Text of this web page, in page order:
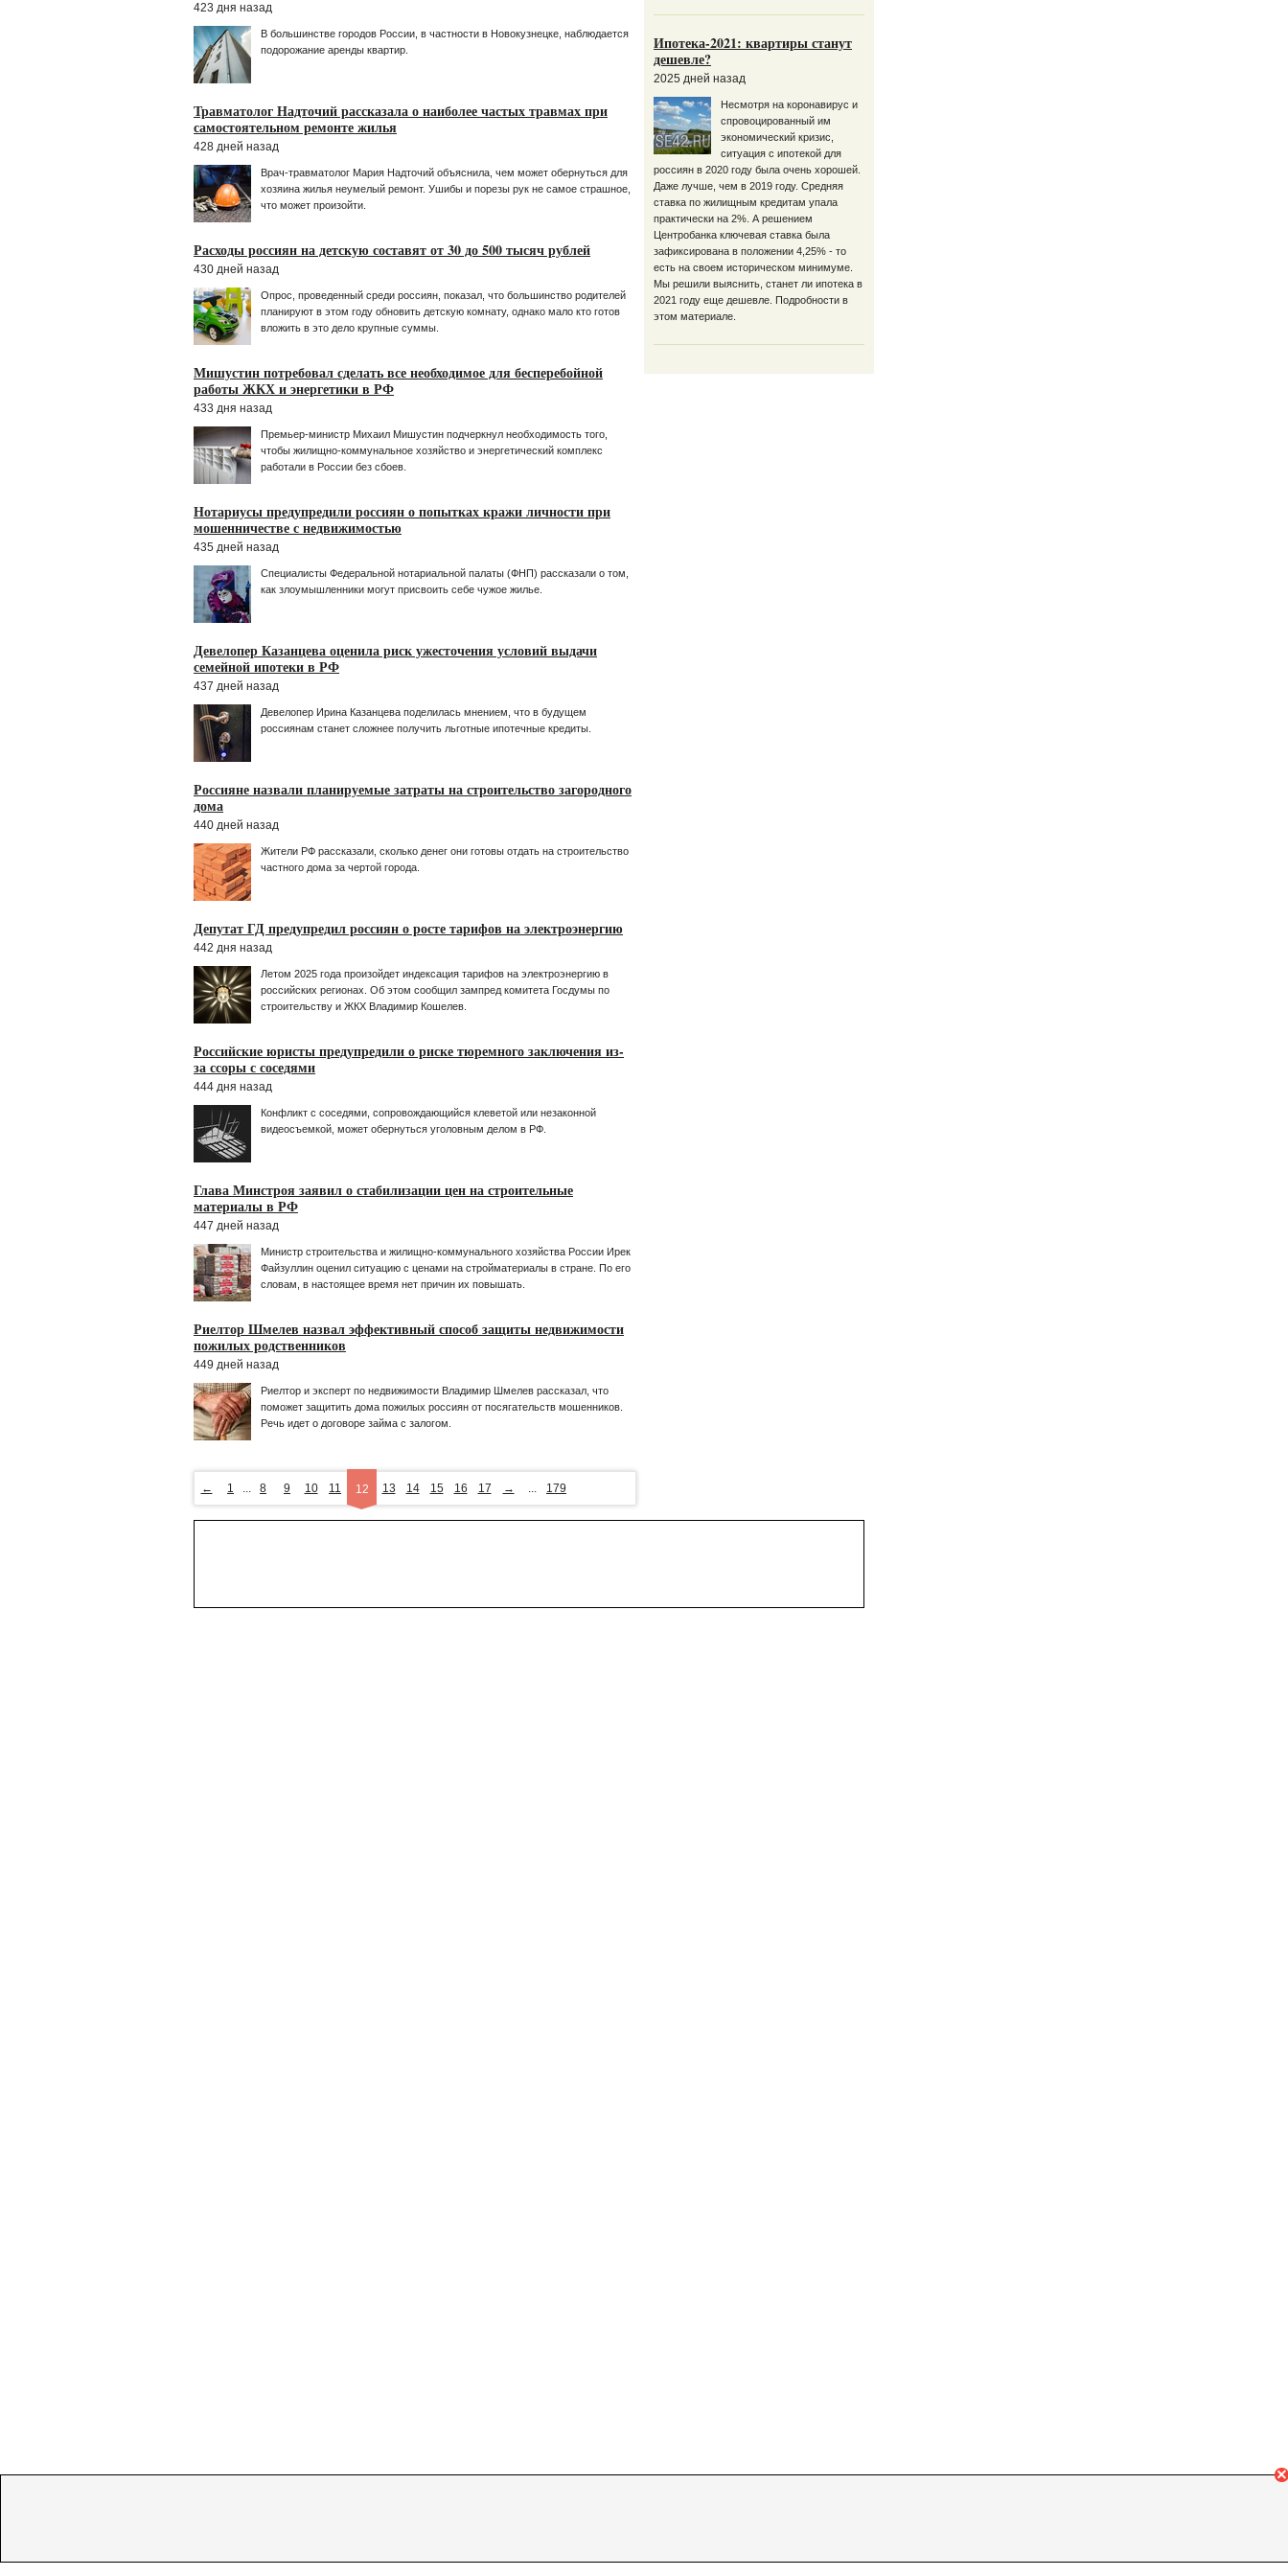
423 дня назад
В большинстве городов России, в частности в Новокузнецке, наблюдается
подорожание аренды квартир.
Травматолог Надточий рассказала о наиболее частых травмах при
самостоятельном ремонте жилья
428 дней назад
Врач-травматолог Мария Надточий объяснила, чем может обернуться для
хозяина жилья неумелый ремонт. Ушибы и порезы рук не самое страшное,
что может произойти.
Расходы россиян на детскую составят от 30 до 500 тысяч рублей
430 дней назад
Опрос, проведенный среди россиян, показал, что большинство родителей
планируют в этом году обновить детскую комнату, однако мало кто готов
вложить в это дело крупные суммы.
Мишустин потребовал сделать все необходимое для бесперебойной
работы ЖКХ и энергетики в РФ
433 дня назад
Премьер-министр Михаил Мишустин подчеркнул необходимость того,
чтобы жилищно-коммунальное хозяйство и энергетический комплекс
работали в России без сбоев.
Нотариусы предупредили россиян о попытках кражи личности при
мошенничестве с недвижимостью
435 дней назад
Специалисты Федеральной нотариальной палаты (ФНП) рассказали о том,
как злоумышленники могут присвоить себе чужое жилье.
Девелопер Казанцева оценила риск ужесточения условий выдачи
семейной ипотеки в РФ
437 дней назад
Девелопер Ирина Казанцева поделилась мнением, что в будущем
россиянам станет сложнее получить льготные ипотечные кредиты.
Россияне назвали планируемые затраты на строительство загородного
дома
440 дней назад
Жители РФ рассказали, сколько денег они готовы отдать на строительство
частного дома за чертой города.
Депутат ГД предупредил россиян о росте тарифов на электроэнергию
442 дня назад
Летом 2025 года произойдет индексация тарифов на электроэнергию в
российских регионах. Об этом сообщил зампред комитета Госдумы по
строительству и ЖКХ Владимир Кошелев.
Российские юристы предупредили о риске тюремного заключения из-
за ссоры с соседями
444 дня назад
Конфликт с соседями, сопровождающийся клеветой или незаконной
видеосъемкой, может обернуться уголовным делом в РФ.
Глава Минстроя заявил о стабилизации цен на строительные
материалы в РФ
447 дней назад
Министр строительства и жилищно-коммунального хозяйства России Ирек
Файзуллин оценил ситуацию с ценами на стройматериалы в стране. По его
словам, в настоящее время нет причин их повышать.
Риелтор Шмелев назвал эффективный способ защиты недвижимости
пожилых родственников
449 дней назад
Риелтор и эксперт по недвижимости Владимир Шмелев рассказал, что
поможет защитить дома пожилых россиян от посягательств мошенников.
Речь идет о договоре займа с залогом.
← 1 ... 8 9 10 11 12 13 14 15 16 17 → ... 179
Ипотека-2021: квартиры станут
дешевле?
2025 дней назад
Несмотря на коронавирус и
спровоцированный им
экономический кризис,
ситуация с ипотекой для
россиян в 2020 году была очень хорошей.
Даже лучше, чем в 2019 году. Средняя
ставка по жилищным кредитам упала
практически на 2%. А решением
Центробанка ключевая ставка была
зафиксирована в положении 4,25% - то
есть на своем историческом минимуме.
Мы решили выяснить, станет ли ипотека в
2021 году еще дешевле. Подробности в
этом материале.